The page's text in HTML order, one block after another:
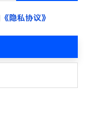
《隐私协议》